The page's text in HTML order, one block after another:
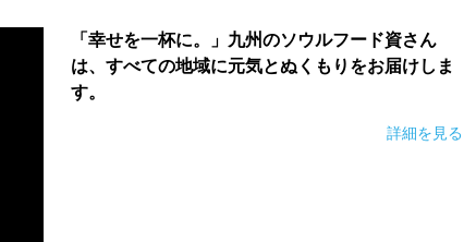
「幸せを一杯に。」九州のソウルフード資さん
は、すべての地域に元気とぬくもりをお届けしま
す。
詳細を見る